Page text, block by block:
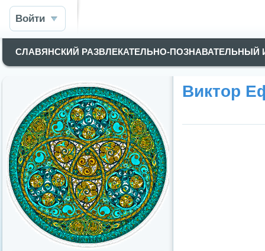
Войти
СЛАВЯНСКИЙ РАЗВЛЕКАТЕЛЬНО-
Виктор